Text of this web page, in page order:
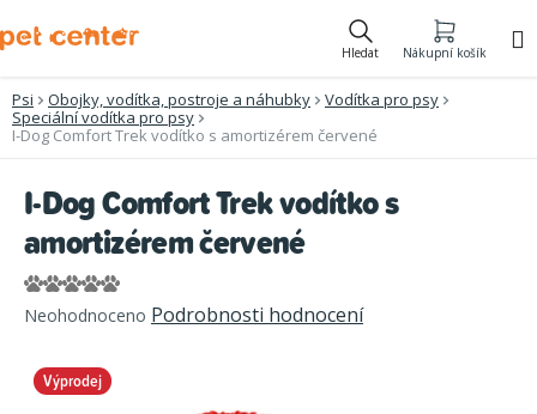
na
Hledat Nákupní košík
Psi Obojky, vodítka, postroje a náhubky
Vodítka pro psy
Speciální vodítka pro psy
I-Dog Comfort Trek vodítko s amortizérem červené
I-Dog Comfort Trek vodítko s
amortizérem červené
Průměrné
hodnocení
je
Neohodnoceno Podrobnosti hodnocení
Výprodej